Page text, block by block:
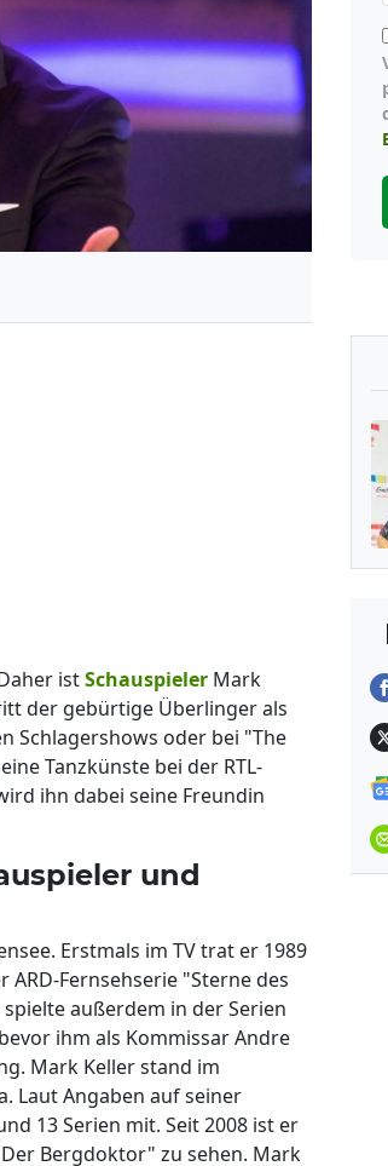
istSchauspieler Mark
der gebürtige Überlinger als
Schlagershows oder bei "The
Tanzkünste bei der RTL-
ihn dabei seine Freundin
und
Erstmals im TV trat er 1989
Fernsehserie "Sterne des
außerdem in der Serien
ihm als Kommissar Andre
Mark Keller stand im
Laut Angaben auf seiner
13 Serien mit. Seit 2008 ist er
Bergdoktor" zu sehen. Mark